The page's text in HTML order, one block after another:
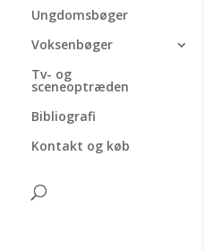
Ungdomsbøger
Voksenbøger
Tv- og
sceneoptræden
Bibliografi
Kontakt og køb